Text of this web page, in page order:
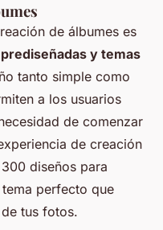
de álbumes es
y temas
tanto simple como
a los usuarios
de comenzar
de creación
diseños para
perfecto que
tus fotos.